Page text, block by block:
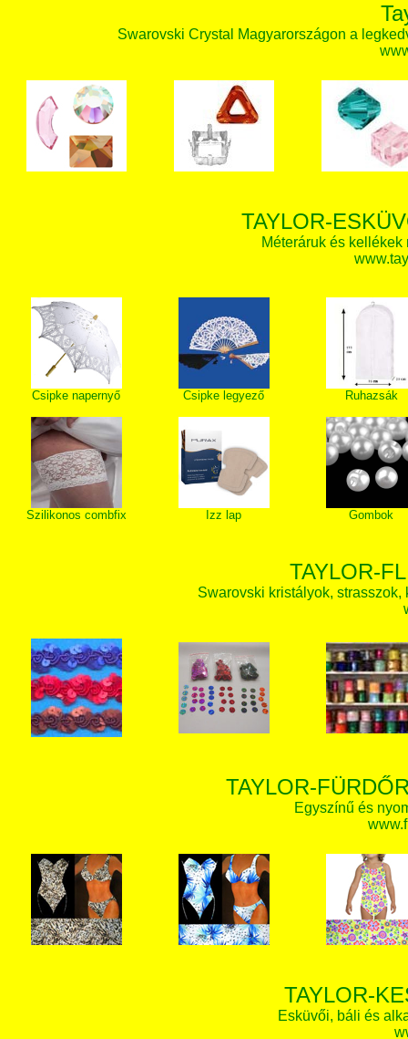
Swarovski Crystal Magyarországon a
TAYLOR-
Méteráruk és
Csipke napernyő Csipke legyező Ruhazsák
Szilikonos combfix Izz lap Gombok
TAYLOR-
Swarovski kristályok,
TAYLOR-
Egyszínű és
TAYLOR-
Esküvői, báli és